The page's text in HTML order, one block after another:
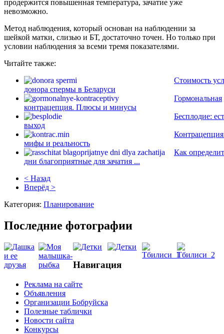
продержится повышенная температура, зачатие уже
невозможно.
Метод наблюдения, который основан на наблюдении за
шейкой матки, слизью и БТ, достаточно точен. Но только при
условии наблюдения за всеми тремя показателями.
Читайте также:
Стоимость
донора спермы в Беларуси
Гормональная
контрацепция. Плюсы и минусы
Бесплодие:
выход
мифы и реальность
Как
дни благоприятные для зачатия ...
< Назад
Вперёд >
Категория: Планирование
Последние фотографии
Навигация
Реклама на сайте
Объявления
Организации Бобруйска
Полезные таблички
Новости сайта
Конкурсы